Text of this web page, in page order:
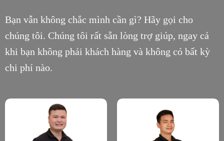
Bạn vẫn không chắc mình cần gì? Hãy gọi cho
chúng tôi. Chúng tôi rất sẵn lòng trợ giúp, ngay cả
khi bạn không phải khách hàng và không có bất kỳ
chi phí nào.